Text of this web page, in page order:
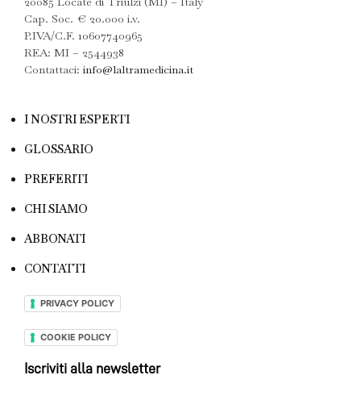
Cap. Soc. € 20.000 i.v.
P.IVA/C.F. 10607740965
REA: MI – 2544938
Contattaci: info@laltramedicina.it
I NOSTRI ESPERTI
GLOSSARIO
PREFERITI
CHI SIAMO
ABBONATI
CONTATTI
PRIVACY POLICY
COOKIE POLICY
Iscriviti alla newsletter